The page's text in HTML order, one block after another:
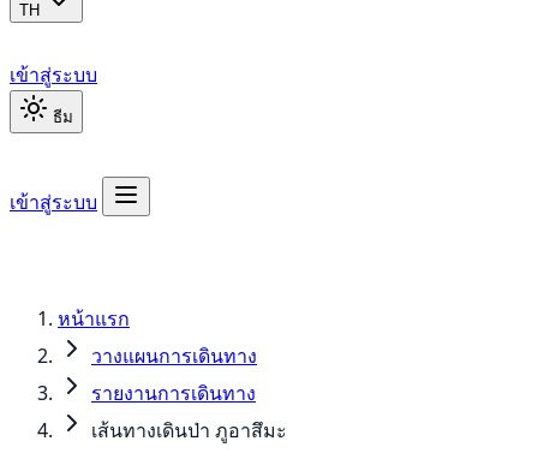
TH
เข้าสู่ระบบ
ธีม
เข้าสู่ระบบ
หน้าแรก
วางแผนการเดินทาง
รายงานการเดินทาง
เส้นทางเดินป่า ภูอาสึมะ